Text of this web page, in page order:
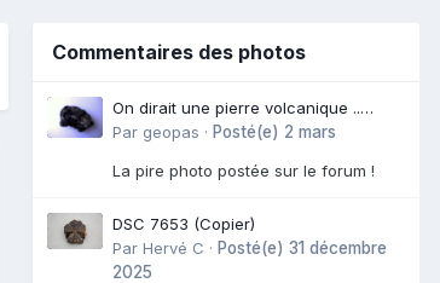
Commentaires des photos
On dirait une pierre volcanique ..
Langogne- Rive de l\'Alli
Par geopas · Posté(e) 2 mars
La pire photo postée sur le forum !
DSC 7653 (Copier)
Par Hervé C · Posté(e) 31 décembre
2025